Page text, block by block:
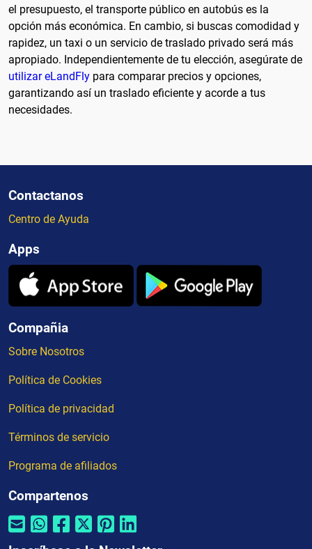
el presupuesto, el transporte público en autobús es la
opción más económica. En cambio, si buscas comodidad y
rapidez, un taxi o un servicio de traslado privado será más
apropiado. Independientemente de tu elección, asegúrate de
utilizar eLandFly para comparar precios y opciones,
garantizando así un traslado eficiente y acorde a tus
necesidades.
Contactanos
Centro de Ayuda
Apps
Compañia
Sobre Nosotros
Política de Cookies
Política de privacidad
Términos de servicio
Programa de afiliados
Compartenos